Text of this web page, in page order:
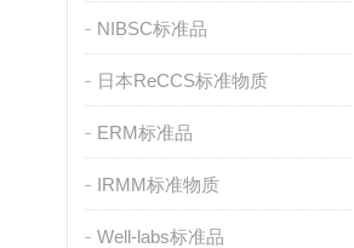
NIBSC标准品
日本ReCCS标准物质
ERM标准品
IRMM标准物质
Well-labs标准品